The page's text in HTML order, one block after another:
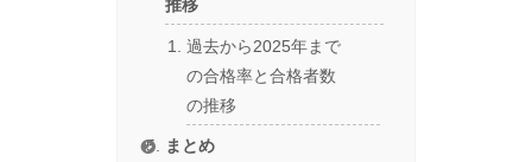
推移
過去から2025年まで
の合格率と合格者数
の推移
まとめ